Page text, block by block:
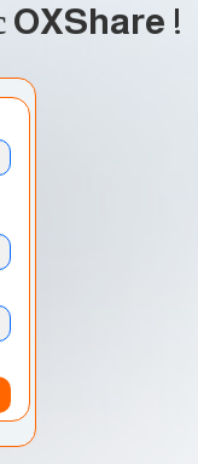
OXShare !